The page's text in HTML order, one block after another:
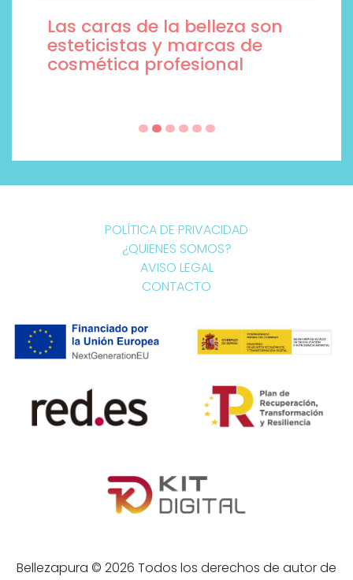
Las caras de la belleza son
esteticistas y marcas de
cosmética profesional
POLÍTICA DE PRIVACIDAD
¿QUIENES SOMOS?
AVISO LEGAL
CONTACTO
Bellezapura © 2026 Todos los derechos de autor de